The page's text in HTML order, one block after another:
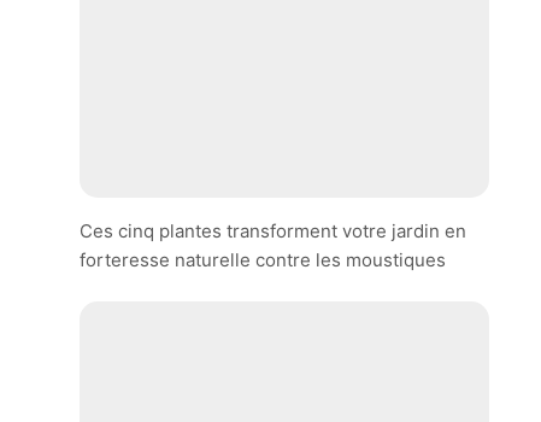
Ces cinq plantes transforment votre jardin en
forteresse naturelle contre les moustiques